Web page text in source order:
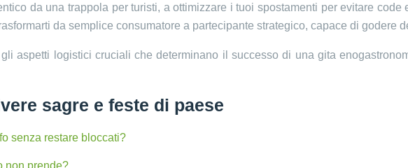
da una trappola per turisti, a ottimizzare i tuoi spostamenti per evitare
da semplice consumatore a partecipante strategico, capace di godere
aspetti logistici cruciali che determinano il successo di una gita
sagre e feste di paese
senza restare bloccati?
non prende?